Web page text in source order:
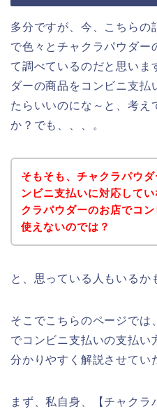
多分ですが、今、こちらの
で色々とチャクラパウダー
て調べているのだと思いま
ダーの商品をコンビニ支払
たらいいのにな～と、考え
か？でも、、、。
そもそも、チャクラパウ
ンビニ支払いに対応して
クラパウダーのお店でコン
使えないのでは？
と、思っている人もいるか
そこでこちらのページでは
でコンビニ支払いの支払い
分かりやすく解説させてい
まず、私自身、【チャク